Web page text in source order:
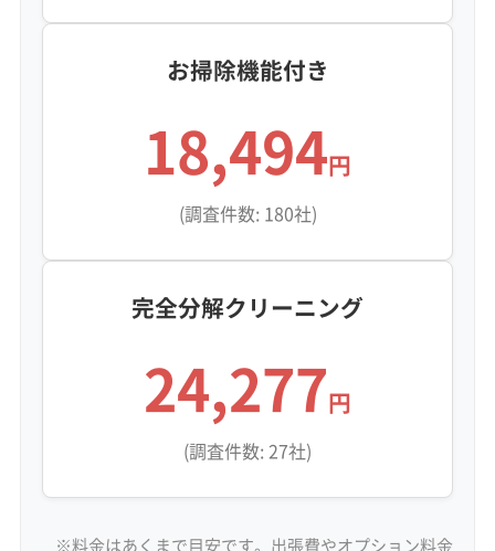
国道沿いのお宅でよく見るこの
水を弾く膜のようになるのが特
徴です。送風ファンにこれが付
くと、風をうまく送り出せなく
なり、設定温度を下げてもなか
なか部屋が冷えない…なんてこ
因にもなるので、見た目以上に
厄介な汚れなんです。
再開発エリアと既存住宅地で異なる、
お掃除機能付き
18,494円
(調査件数: 180社)
完全分解クリーニング
24,277円
(調査件数: 27社)
※料金はあくまで目安です。出張費やオプション料金